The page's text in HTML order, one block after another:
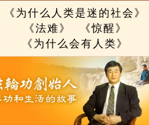
《为什么人类是迷的社会》
《法难》
《惊醒》
《为什么会有人类》